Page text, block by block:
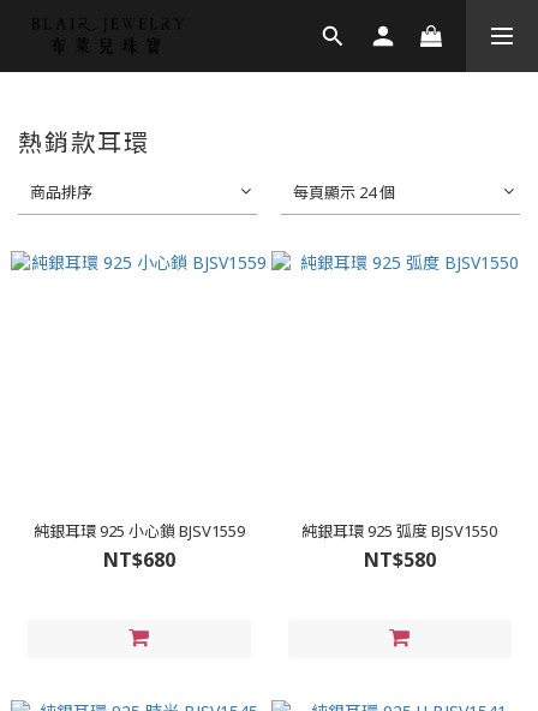
熱銷款耳環
商品排序 每頁顯示 24 個
純銀耳環 925 小心鎖 BJSV1559
NT$680
純銀耳環 925 弧度 BJSV1550
NT$580